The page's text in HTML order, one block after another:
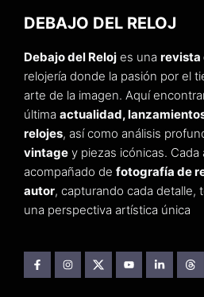
DEBAJO DEL RELOJ
Debajo del Reloj es una revista
relojería donde la pasión por el
arte de la imagen. Aquí
última actualidad,
relojes, así como análisis
vintage y piezas icónicas. Cada
acompañado de fotografía de
autor, capturando cada detalle,
una perspectiva artística única